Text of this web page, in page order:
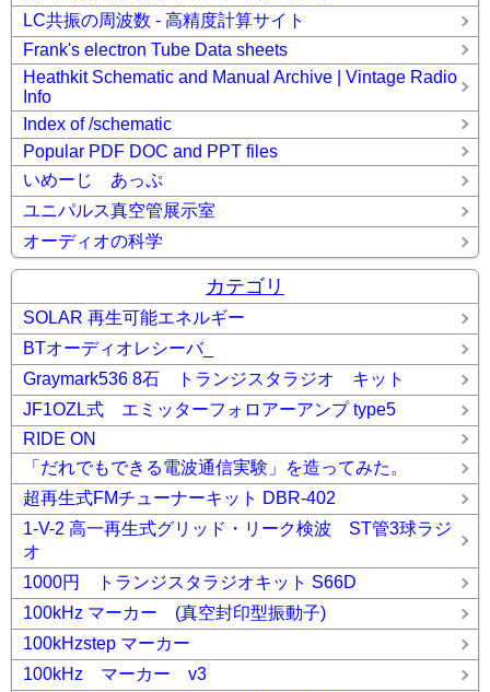
LC共振の周波数 - 高精度計算サイト
Frank's electron Tube Data sheets
Heathkit Schematic and Manual Archive | Vintage Radio
Info
Index of /schematic
Popular PDF DOC and PPT files
いめーじ あっぷ
ユニパルス真空管展示室
オーディオの科学
カテゴリ
SOLAR 再生可能エネルギー
BTオーディオレシーバ_
Graymark536 8石 トランジスタラジオ キット
JF1OZL式 エミッターフォロアーアンプ type5
RIDE ON
「だれでもできる電波通信実験」を造ってみた。
超再生式FMチューナーキット DBR-402
1-V-2 高一再生式グリッド・リーク検波 ST管3球ラジ
オ
1000円 トランジスタラジオキット S66D
100kHz マーカー (真空封印型振動子)
100kHzstep マーカー
100kHz マーカー v3